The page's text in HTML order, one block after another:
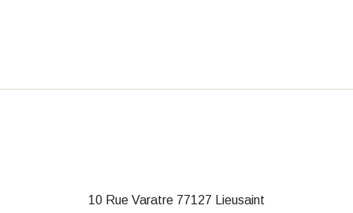
10 Rue Varatre 77127 Lieusaint